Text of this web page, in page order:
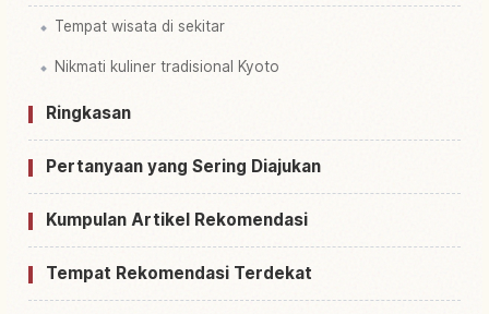
Tempat wisata di sekitar
Nikmati kuliner tradisional Kyoto
Ringkasan
Pertanyaan yang Sering Diajukan
Kumpulan Artikel Rekomendasi
Tempat Rekomendasi Terdekat